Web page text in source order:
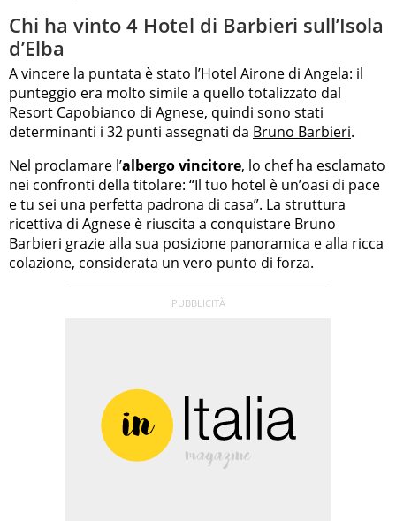
Chi ha vinto 4 Hotel di Barbieri sull’Isola
d’Elba
A vincere la puntata è stato l’Hotel Airone di Angela: il
punteggio era molto simile a quello totalizzato dal
Resort Capobianco di Agnese, quindi sono stati
determinanti i 32 punti assegnati da Bruno Barbieri.
Nel proclamare l’albergo vincitore, lo chef ha esclamato
nei confronti della titolare: “Il tuo hotel è un’oasi di pace
e tu sei una perfetta padrona di casa”. La struttura
ricettiva di Agnese è riuscita a conquistare Bruno
Barbieri grazie alla sua posizione panoramica e alla ricca
colazione, considerata un vero punto di forza.